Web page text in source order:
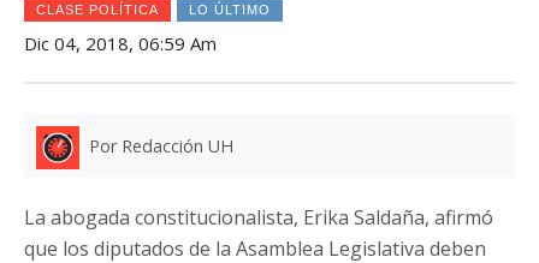
CLASE POLÍTICA LO ÚLTIMO
Dic 04, 2018, 06:59 Am
Por Redacción UH
La abogada constitucionalista, Erika Saldaña, afirmó
que los diputados de la Asamblea Legislativa deben